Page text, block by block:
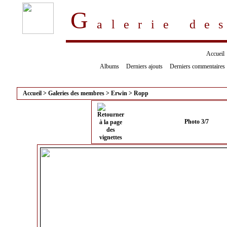
Galerie
Accueil
Albums
Derniers ajouts Derniers commentaires
Accueil > Galeries des membres > Erwin > Ropp
Photo 3/7